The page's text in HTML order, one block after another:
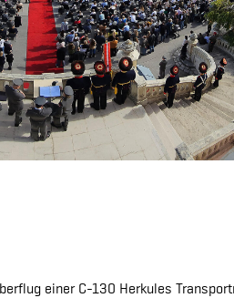
einer C-130 Herkules